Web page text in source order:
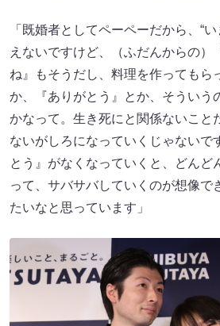
「既婚者としてペーペーだから、“
えないですけど、（ふだんからの）
ね』もそうだし、料理を作ってもら
か、『ありがとう』とか、そういう
かなって。生き死にと関係ないこと
ないがしろになっていくじゃないで
とう』がなくなっていくと、どんど
って、サバサバしていくのが想像で
たいなと思っています」